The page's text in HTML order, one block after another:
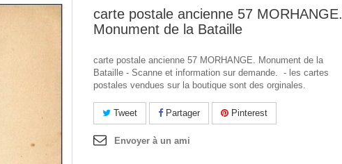
carte postale ancienne 57 MORHANGE.
Monument de la Bataille
carte postale ancienne 57 MORHANGE. Monument de la
Bataille - Scanne et information sur demande. - les cartes
postales vendues sur la boutique sont des orginales.
Tweet Partager Pinterest
Envoyer à un ami